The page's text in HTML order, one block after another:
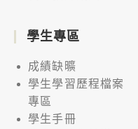
學生專區
成績缺曠
學生學習歷程檔案
專區
學生手冊